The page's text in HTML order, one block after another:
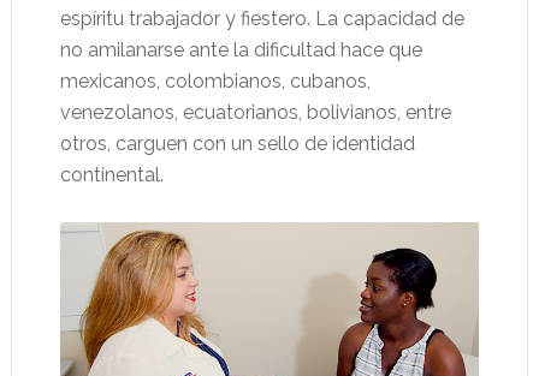
espíritu trabajador y fiestero. La capacidad de
no amilanarse ante la dificultad hace que
mexicanos, colombianos, cubanos,
venezolanos, ecuatorianos, bolivianos, entre
otros, carguen con un sello de identidad
continental.